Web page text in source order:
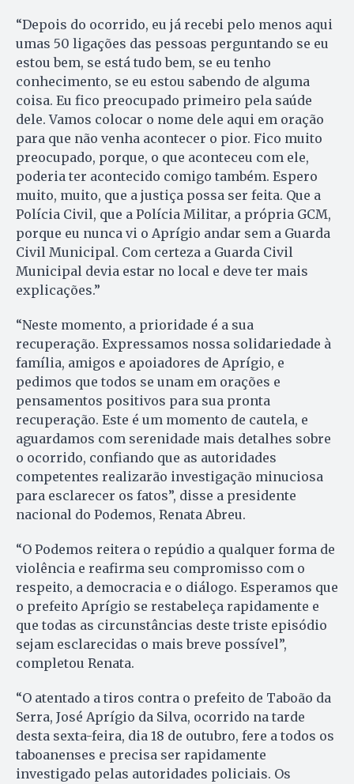
“Depois do ocorrido, eu já recebi pelo menos aqui
umas 50 ligações das pessoas perguntando se eu
estou bem, se está tudo bem, se eu tenho
conhecimento, se eu estou sabendo de alguma
coisa. Eu fico preocupado primeiro pela saúde
dele. Vamos colocar o nome dele aqui em oração
para que não venha acontecer o pior. Fico muito
preocupado, porque, o que aconteceu com ele,
poderia ter acontecido comigo também. Espero
muito, muito, que a justiça possa ser feita. Que a
Polícia Civil, que a Polícia Militar, a própria GCM,
porque eu nunca vi o Aprígio andar sem a Guarda
Civil Municipal. Com certeza a Guarda Civil
Municipal devia estar no local e deve ter mais
explicações.”
“Neste momento, a prioridade é a sua
recuperação. Expressamos nossa solidariedade à
família, amigos e apoiadores de Aprígio, e
pedimos que todos se unam em orações e
pensamentos positivos para sua pronta
recuperação. Este é um momento de cautela, e
aguardamos com serenidade mais detalhes sobre
o ocorrido, confiando que as autoridades
competentes realizarão investigação minuciosa
para esclarecer os fatos”, disse a presidente
nacional do Podemos, Renata Abreu.
“O Podemos reitera o repúdio a qualquer forma de
violência e reafirma seu compromisso com o
respeito, a democracia e o diálogo. Esperamos que
o prefeito Aprígio se restabeleça rapidamente e
que todas as circunstâncias deste triste episódio
sejam esclarecidas o mais breve possível”,
completou Renata.
“O atentado a tiros contra o prefeito de Taboão da
Serra, José Aprígio da Silva, ocorrido na tarde
desta sexta-feira, dia 18 de outubro, fere a todos os
taboanenses e precisa ser rapidamente
investigado pelas autoridades policiais. Os